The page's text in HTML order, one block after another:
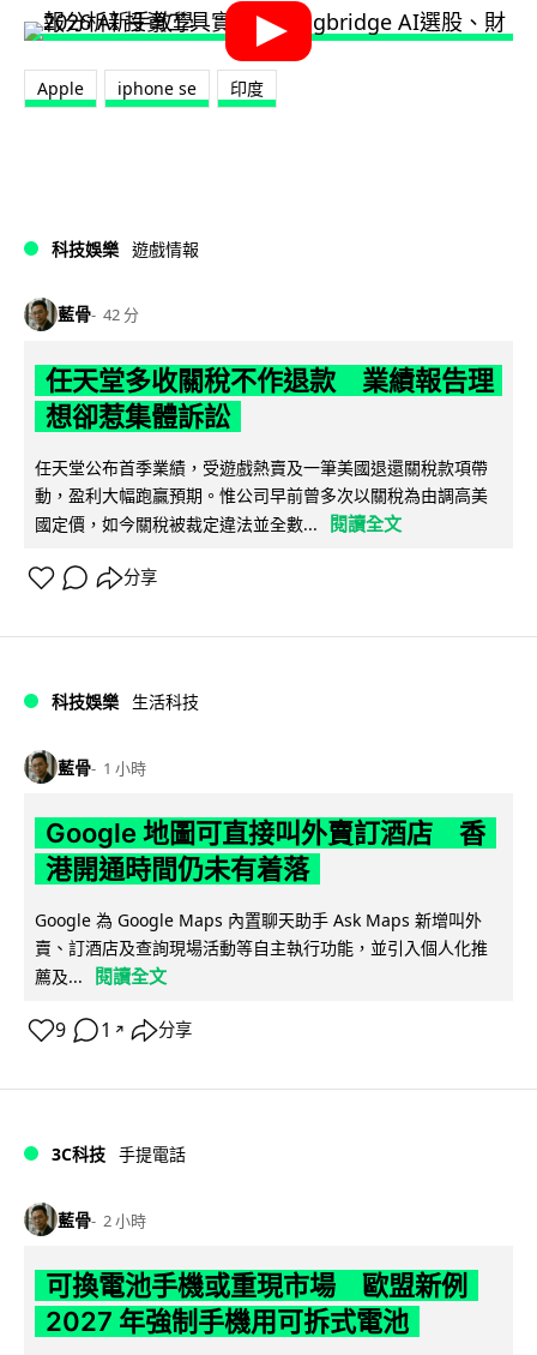
Apple iphone se 印度
科技娛樂 遊戲情報
藍骨 42 分
任天堂多收關稅不作退款 業績報告理
想卻惹集體訴訟
任天堂公布首季業績，受遊戲熱賣及一筆美國退還關稅款項帶
動，盈利大幅跑贏預期。惟公司早前曾多次以關稅為由調高美
國定價，如今關稅被裁定違法並全數...
閱讀全文
分享
科技娛樂 生活科技
藍骨 1 小時
Google 地圖可直接叫外賣訂酒店 香
港開通時間仍未有着落
Google 為 Google Maps 內置聊天助手 Ask Maps 新增叫外
賣、訂酒店及查詢現場活動等自主執行功能，並引入個人化推
薦及...
閱讀全文
9 1 ↗ 分享
3C科技 手提電話
藍骨 2 小時
可換電池手機或重現市場 歐盟新例
2027 年強制手機用可拆式電池